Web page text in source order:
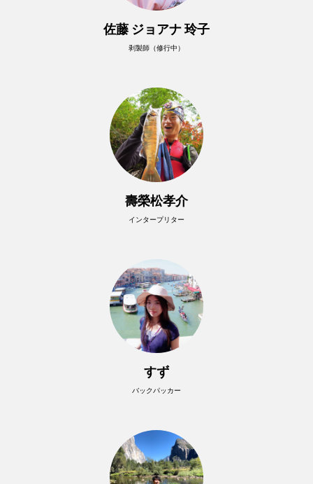
佐藤 ジョアナ 玲子
剥製師（修行中）
壽榮松孝介
インタープリター
すず
バックパッカー